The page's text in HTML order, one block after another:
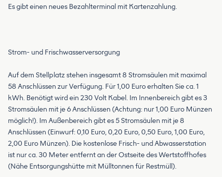
Es gibt einen neues Bezahlterminal mit Kartenzahlung.
Strom- und Frischwasserversorgung
Auf dem Stellplatz stehen insgesamt 8 Stromsäulen mit maximal
58 Anschlüssen zur Verfügung. Für 1,00 Euro erhalten Sie ca. 1
kWh. Benötigt wird ein 230 Volt Kabel. Im Innenbereich gibt es 3
Stromsäulen mit je 6 Anschlüssen (Achtung: nur 1,00 Euro Münzen
möglich!). Im Außenbereich gibt es 5 Stromsäulen mit je 8
Anschlüssen (Einwurf: 0,10 Euro, 0,20 Euro, 0,50 Euro, 1,00 Euro,
2,00 Euro Münzen). Die kostenlose Frisch- und Abwasserstation
ist nur ca. 30 Meter entfernt an der Ostseite des Wertstoffhofes
(Nähe Entsorgungshütte mit Mülltonnen für Restmüll).